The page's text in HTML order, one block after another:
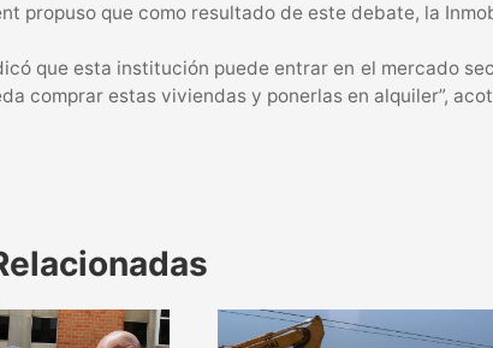
propuso que como resultado de este debate, la
que esta institución puede entrar en el mercado
comprar estas viviendas y ponerlas en alquiler”,